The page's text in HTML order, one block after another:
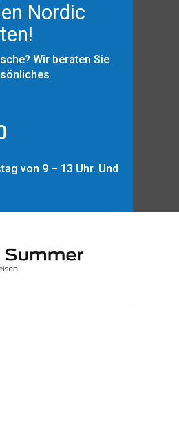
Nordic
Wir beraten Sie
von 9 – 13 Uhr. Und